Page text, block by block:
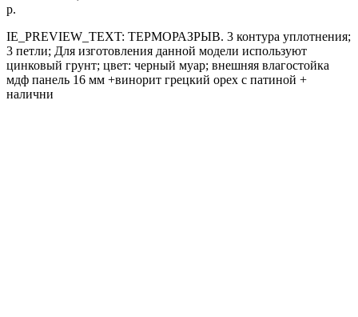
р.
IE_PREVIEW_TEXT: ТЕРМОРАЗРЫВ. 3 контура уплотнения;
3 петли; Для изготовления данной модели используют
цинковый грунт; цвет: черный муар; внешняя влагостойка
мдф панель 16 мм +винорит грецкий орех с патиной +
налични